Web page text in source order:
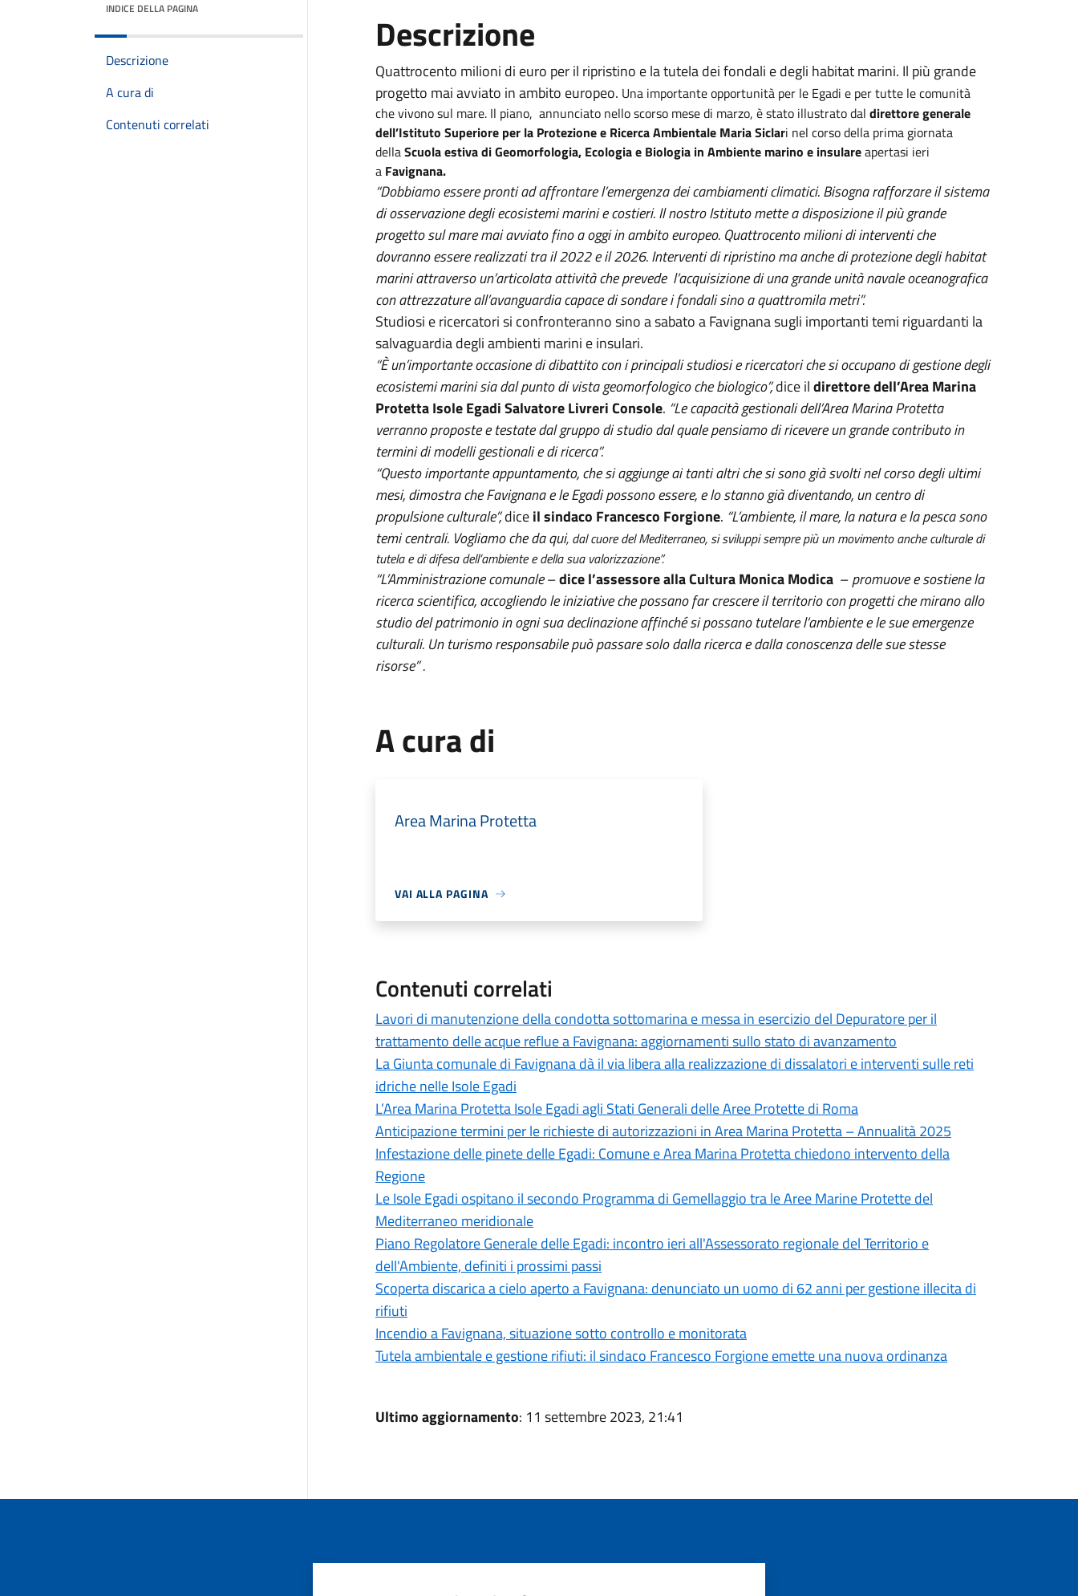
INDICE DELLA PAGINA
Descrizione
A cura di
Contenuti correlati
Descrizione
Quattrocento milioni di euro per il ripristino e la tutela dei fondali e degli habitat marini. Il più grande
progetto mai avviato in ambito europeo. Una importante opportunità per le Egadi e per tutte le comunità
che vivono sul mare. Il piano, annunciato nello scorso mese di marzo, è stato illustrato dal direttore generale
dell’Istituto Superiore per la Protezione e Ricerca Ambientale Maria Siclari nel corso della prima giornata
dellaScuola estiva di Geomorfologia, Ecologia e Biologia in Ambiente marino e insulareapertasi ieri
a Favignana.
“Dobbiamo essere pronti ad affrontare l’emergenza dei cambiamenti climatici. Bisogna rafforzare il sistema
di osservazione degli ecosistemi marini e costieri. Il nostro Istituto mette a disposizione il più grande
progetto sul mare mai avviato fino a oggi in ambito europeo. Quattrocento milioni di interventi che
dovranno essere realizzati tra il 2022 e il 2026. Interventi di ripristino ma anche di protezione degli habitat
marini attraverso un’articolata attività che prevede l’acquisizione di una grande unità navale oceanografica
con attrezzature all’avanguardia capace di sondare i fondali sino a quattromila metri”.
Studiosi e ricercatori si confronteranno sino a sabato a Favignana sugli importanti temi riguardanti la
salvaguardia degli ambienti marini e insulari.
“È un’importante occasione di dibattito con i principali studiosi e ricercatori che si occupano di gestione degli
ecosistemi marini sia dal punto di vista geomorfologico che biologico”,dice ildirettore dell’Area Marina
Protetta Isole Egadi Salvatore Livreri Console. “Le capacità gestionali dell’Area Marina Protetta
verranno proposte e testate dal gruppo di studio dal quale pensiamo di ricevere un grande contributo in
termini di modelli gestionali e di ricerca”.
“Questo importante appuntamento, che si aggiunge ai tanti altri che si sono già svolti nel corso degli ultimi
mesi, dimostra che Favignana e le Egadi possono essere, e lo stanno già diventando, un centro di
propulsione culturale”,diceil sindaco Francesco Forgione. “L’ambiente, il mare, la natura e la pesca sono
temi centrali. Vogliamo che da qui, dal cuore del Mediterraneo, si sviluppi sempre più un movimento anche culturale di
tutela e di difesa dell’ambiente e della sua valorizzazione”.
“L’Amministrazione comunale–dice l’assessore alla Cultura Monica Modica –promuove e sostiene la
ricerca scientifica, accogliendo le iniziative che possano far crescere il territorio con progetti che mirano allo
studio del patrimonio in ogni sua declinazione affinché si possano tutelare l’ambiente e le sue emergenze
culturali. Un turismo responsabile può passare solo dalla ricerca e dalla conoscenza delle sue stesse
risorse” .
A cura di
Area Marina Protetta
VAI ALLA PAGINA
Contenuti correlati
Lavori di manutenzione della condotta sottomarina e messa in esercizio del Depuratore per il
trattamento delle acque reflue a Favignana: aggiornamenti sullo stato di avanzamento
La Giunta comunale di Favignana dà il via libera alla realizzazione di dissalatori e interventi sulle reti
idriche nelle Isole Egadi
L’Area Marina Protetta Isole Egadi agli Stati Generali delle Aree Protette di Roma
Anticipazione termini per le richieste di autorizzazioni in Area Marina Protetta – Annualità 2025
Infestazione delle pinete delle Egadi: Comune e Area Marina Protetta chiedono intervento della
Regione
Le Isole Egadi ospitano il secondo Programma di Gemellaggio tra le Aree Marine Protette del
Mediterraneo meridionale
Piano Regolatore Generale delle Egadi: incontro ieri all'Assessorato regionale del Territorio e
dell'Ambiente, definiti i prossimi passi
Scoperta discarica a cielo aperto a Favignana: denunciato un uomo di 62 anni per gestione illecita di
rifiuti
Incendio a Favignana, situazione sotto controllo e monitorata
Tutela ambientale e gestione rifiuti: il sindaco Francesco Forgione emette una nuova ordinanza
Ultimo aggiornamento: 11 settembre 2023, 21:41